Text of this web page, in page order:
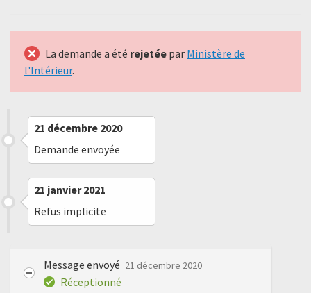
La demande a été rejetée par Ministère de
l'Intérieur.
21 décembre 2020
Demande envoyée
21 janvier 2021
Refus implicite
Message envoyé 21 décembre 2020
Réceptionné